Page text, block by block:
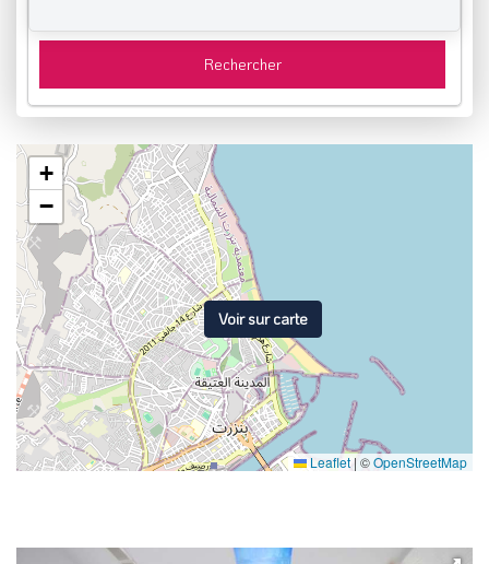
Rechercher
+
−
Leaflet | ©OpenStreetMap
Voir sur carte